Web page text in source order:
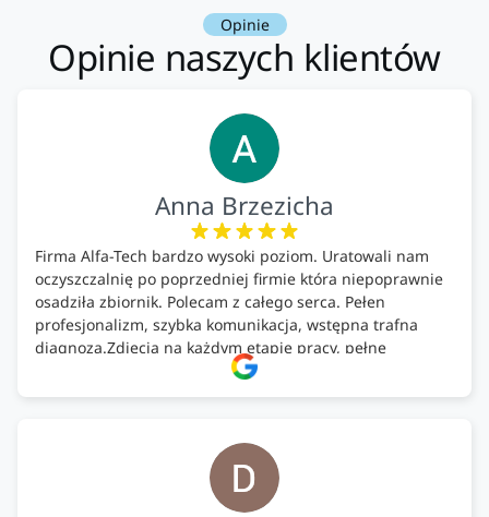
Opinie
Opinie naszych klientów
Anna Brzezicha
Firma Alfa-Tech bardzo wysoki poziom. Uratowali nam
oczyszczalnię po poprzedniej firmie która niepoprawnie
osadziła zbiornik. Polecam z całego serca. Pełen
profesjonalizm, szybka komunikacja, wstępna trafna
diagnoza.Zdjęcia na każdym etapie pracy, pełne
doradztwo.Dobrze wyszkoleni i znający się na rzeczy.
Podsumowując ekipa na wysokim poziomie, rzetelna.